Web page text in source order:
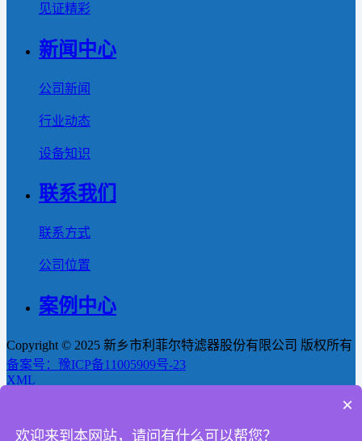
见证精彩
新闻中心
公司新闻
行业动态
设备知识
联系我们
联系方式
公司位置
案例中心
Copyright © 2025 新乡市利菲尔特滤器股份有限公司 版权所有
备案号：豫ICP备11005909号-23
XML
×
欢迎来到本网站，请问有什么可以帮您？